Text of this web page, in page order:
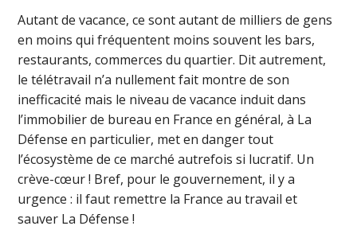
Autant de vacance, ce sont autant de milliers de gens
en moins qui fréquentent moins souvent les bars,
restaurants, commerces du quartier. Dit autrement,
le télétravail n’a nullement fait montre de son
inefficacité mais le niveau de vacance induit dans
l’immobilier de bureau en France en général, à La
Défense en particulier, met en danger tout
l’écosystème de ce marché autrefois si lucratif. Un
crève-cœur ! Bref, pour le gouvernement, il y a
urgence : il faut remettre la France au travail et
sauver La Défense !